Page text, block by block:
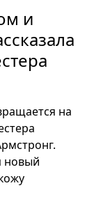
и
на
новый